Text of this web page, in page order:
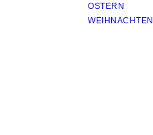
OSTERN
WEIHNACHTEN